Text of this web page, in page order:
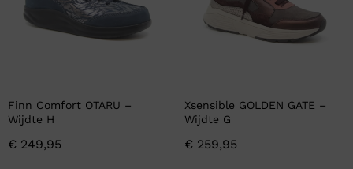
Finn Comfort OTARU –
Wijdte H
€ 249,95
Xsensible GOLDEN GATE –
Wijdte G
€ 259,95